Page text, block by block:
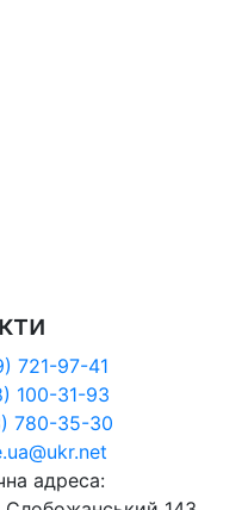
721-97-41
100-31-93
780-35-30
адреса: